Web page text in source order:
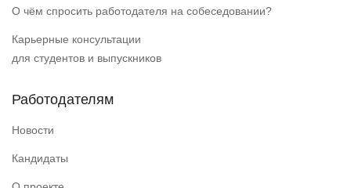
О чём спросить работодателя на собеседовании?
Карьерные консультации
для студентов и выпускников
Работодателям
Новости
Кандидаты